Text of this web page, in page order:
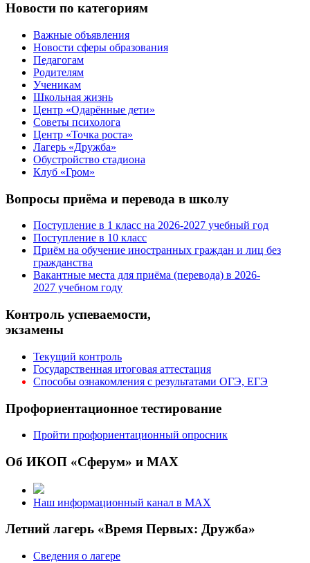
Новости по категориям
Важные объявления
Новости сферы образования
Педагогам
Родителям
Ученикам
Школьная жизнь
Центр «Одарённые дети»
Советы психолога
Центр «Точка роста»
Лагерь «Дружба»
Обустройство стадиона
Клуб «Гром»
Вопросы приёма и перевода в школу
Поступление в 1 класс на 2026-2027 учебный год
Поступление в 10 класс
Приём на обучение иностранных граждан и лиц без
гражданства
Вакантные места для приёма (перевода) в 2026-
2027 учебном году
Контроль успеваемости,
экзамены
Текущий контроль
Государственная итоговая аттестация
Способы ознакомления с результатами ОГЭ, ЕГЭ
Профориентационное тестирование
Пройти профориентационный опросник
Об ИКОП «Сферум» и MAX
Наш информационный канал в MAX
Летний лагерь «Время Первых: Дружба»
Сведения о лагере